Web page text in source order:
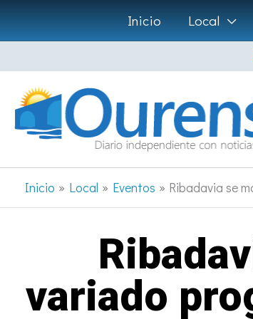
Ir
al
contenido
Inicio Local
Inicio Local Eventos Ribadavia se
variado